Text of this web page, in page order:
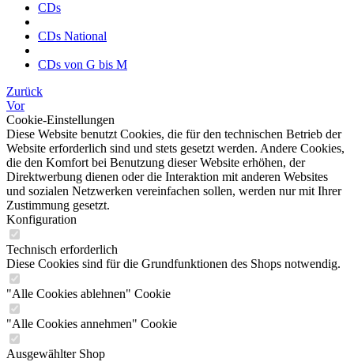
CDs
CDs National
CDs von G bis M
Zurück
Vor
Cookie-Einstellungen
Diese Website benutzt Cookies, die für den technischen Betrieb der
Website erforderlich sind und stets gesetzt werden. Andere Cookies,
die den Komfort bei Benutzung dieser Website erhöhen, der
Direktwerbung dienen oder die Interaktion mit anderen Websites
und sozialen Netzwerken vereinfachen sollen, werden nur mit Ihrer
Zustimmung gesetzt.
Konfiguration
Technisch erforderlich
Diese Cookies sind für die Grundfunktionen des Shops notwendig.
"Alle Cookies ablehnen" Cookie
"Alle Cookies annehmen" Cookie
Ausgewählter Shop